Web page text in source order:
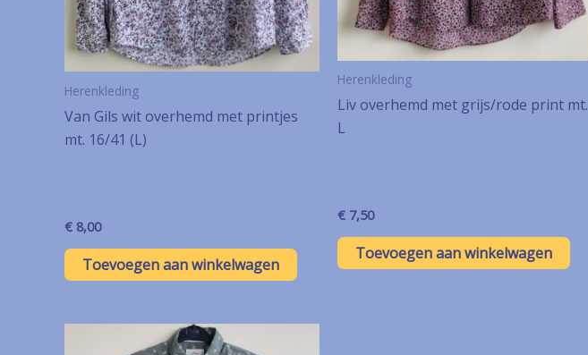
Herenkleding
Van Gils wit overhemd met printjes
mt. 16/41 (L)
€ 8,00
Toevoegen aan winkelwagen
Herenkleding
Liv overhemd met grijs/rode print mt.
L
€ 7,50
Toevoegen aan winkelwagen